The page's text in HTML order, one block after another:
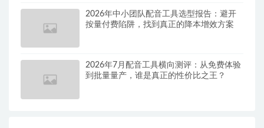
2026年中小团队配音工具选型报告：避开
按量付费陷阱，找到真正的降本增效方案
2026年7月配音工具横向测评：从免费体验
到批量量产，谁是真正的性价比之王？